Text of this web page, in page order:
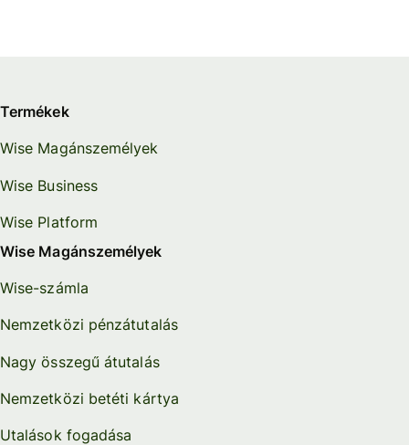
Termékek
Wise Magánszemélyek
Wise Business
Wise Platform
Wise Magánszemélyek
Wise-számla
Nemzetközi pénzátutalás
Nagy összegű átutalás
Nemzetközi betéti kártya
Utalások fogadása